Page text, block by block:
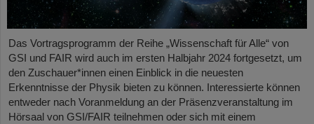
Das Vortragsprogramm der Reihe „Wissenschaft für Alle“ von
GSI und FAIR wird auch im ersten Halbjahr 2024 fortgesetzt, um
den Zuschauer*innen einen Einblick in die neuesten
Erkenntnisse der Physik bieten zu können. Interessierte können
entweder nach Voranmeldung an der Präsenzveranstaltung im
Hörsaal von GSI/FAIR teilnehmen oder sich mit einem